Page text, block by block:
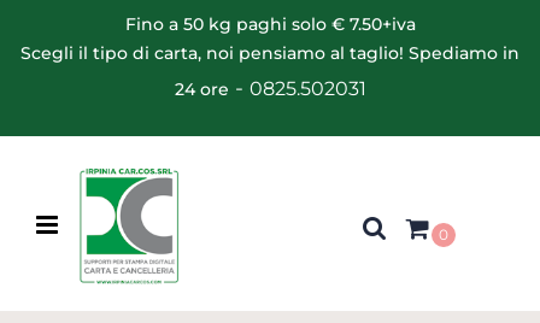
Fino a 50 kg paghi solo € 7.50+iva
Scegli il tipo di carta, noi pensiamo al taglio! Spediamo in
24 ore - 0825.502031
Open menu
0